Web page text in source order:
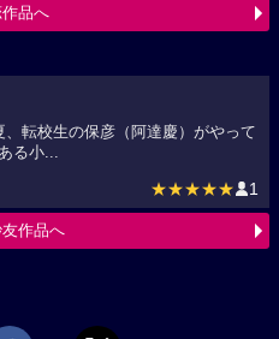
品へ
、転校生の保彦（阿達慶）がやって
る小...
★★★★★ 1
作品へ